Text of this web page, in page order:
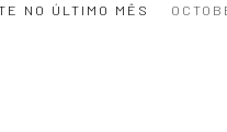
NO ÚLTIMO MÊS